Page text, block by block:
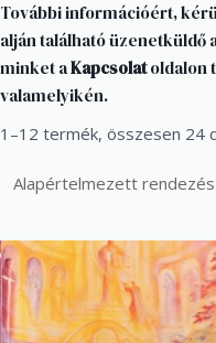
További információért,
alján található üzenetküldő
minket aKapcsolatoldalon
valamelyikén.
1–12 termék, összesen 24